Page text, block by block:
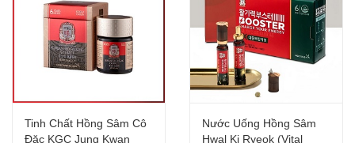
Tinh Chất Hồng Sâm Cô
Đặc KGC Jung Kwan
Nước Uống Hồng Sâm
Hwal Ki Ryeok (Vital